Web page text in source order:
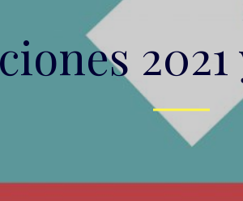
2021